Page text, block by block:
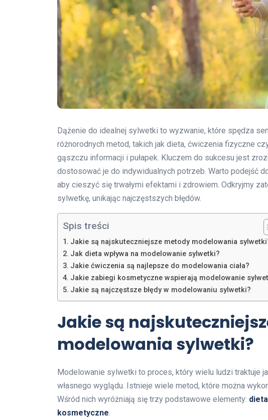
Dążenie do idealnej sylwetki to wyzwanie, które spędza
różnorodnych metod, takich jak dieta, ćwiczenia fizyczne
gąszczu informacji i pułapek. Kluczem do sukcesu jest
dostosować je do indywidualnych potrzeb. Warto podejść
aby cieszyć się trwałymi efektami i zdrowiem. Odkryjmy
sylwetkę, unikając najczęstszych błędów.
Spis treści
Jakie są najskuteczniejsze metody modelowania
Jak dieta wpływa na modelowanie sylwetki?
Jakie ćwiczenia są najlepsze do modelowania ciała?
Jakie zabiegi kosmetyczne wspierają modelowanie
Jakie są najczęstsze błędy w modelowaniu sylwetki?
Jakie są
modelowania sylwetki?
Modelowanie sylwetki to proces, który wielu ludzi traktuje
własnego wyglądu. Istnieje wiele metod, które można
Wśród nich wyróżniają się trzy podstawowe elementy: dieta
kosmetyczne.